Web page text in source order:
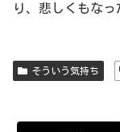
り、悲しくもなっ
そういう気持ち